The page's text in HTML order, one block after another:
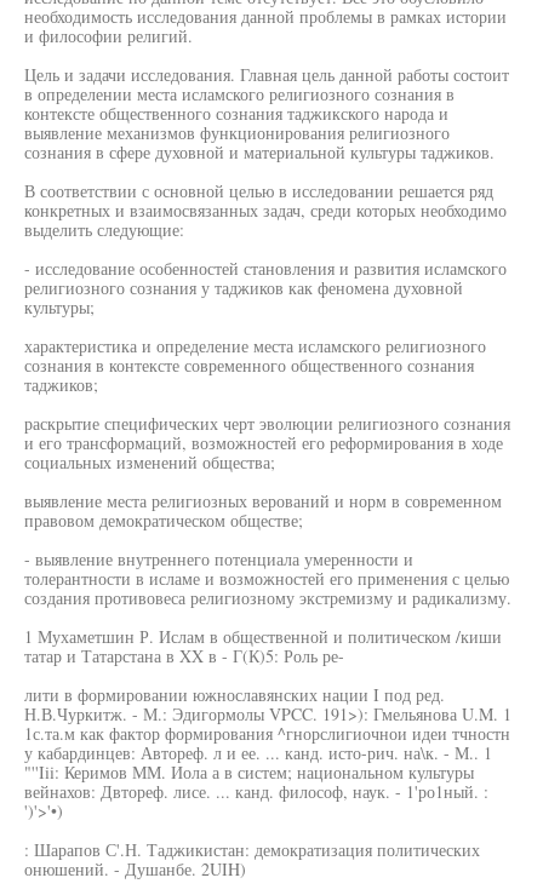
необходимость исследования данной проблемы в рамках истории
и философии религий.
Цель и задачи исследования. Главная цель данной работы состоит
в определении места исламского религиозного сознания в
контексте общественного сознания таджикского народа и
выявление механизмов функционирования религиозного
сознания в сфере духовной и материальной культуры таджиков.
В соответствии с основной целью в исследовании решается ряд
конкретных и взаимосвязанных задач, среди которых необходимо
выделить следующие:
- исследование особенностей становления и развития исламского
религиозного сознания у таджиков как феномена духовной
культуры;
характеристика и определение места исламского религиозного
сознания в контексте современного общественного сознания
таджиков;
раскрытие специфических черт эволюции религиозного сознания
и его трансформаций, возможностей его реформирования в ходе
социальных изменений общества;
выявление места религиозных верований и норм в современном
правовом демократическом обществе;
- выявление внутреннего потенциала умеренности и
толерантности в исламе и возможностей его применения с целью
создания противовеса религиозному экстремизму и радикализму.
1 Мухаметшин Р. Ислам в общественной и политическом /киши
татар и Татарстана в XX в - Г(К)5: Роль ре-
лити в формировании южнославянских нации I под ред.
Н.В.Чуркитж. - М.: Эдигормолы VPCC. 191>): Гмельянова U.M. 1
1с.та.м как фактор формирования ^гнорслигиочнои идеи тчностн
у кабардинцев: Автореф. л и ее. ... канд. исто-рич. на\к. - М.. 1
"''Iii: Керимов ММ. Иола а в систем; национальном культуры
вейнахов: Двтореф. лисе. ... канд. философ, наук. - 1'ро1ный. :
')'>'•)
: Шарапов С'.Н. Таджикистан: демократизация политических
онюшений. - Душанбе. 2UIH)